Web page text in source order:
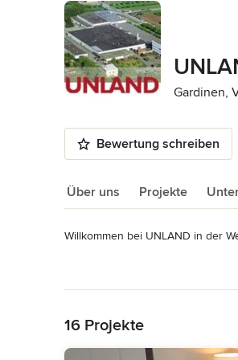
Gardinen,
Bewertung schreiben
Über uns Projekte
Über uns
Willkommen bei UNLAND in der
Wir haben uns mit unseren
und Vielfalt auf die
16 Projekte